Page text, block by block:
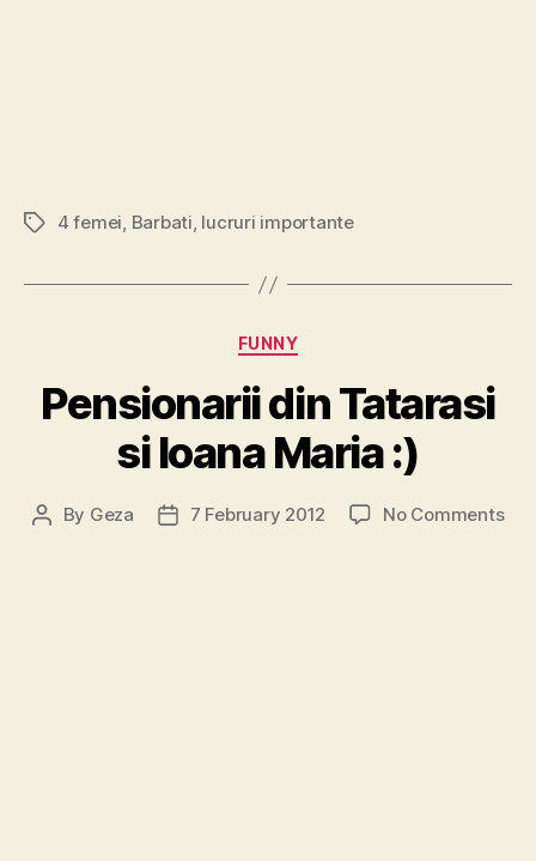
Tags4 femei, Barbati, lucruri importante
Categories
FUNNY
Pensionarii din Tatarasi
si Ioana Maria :)
Post
By Geza
Post7 February 2012 No Commentson